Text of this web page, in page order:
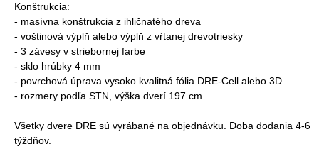
Konštrukcia:
- masívna konštrukcia z ihličnatého dreva
- voštinová výplň alebo výplň z vŕtanej drevotriesky
- 3 závesy v striebornej farbe
- sklo hrúbky 4 mm
- povrchová úprava vysoko kvalitná fólia DRE-Cell alebo 3D
- rozmery podľa STN, výška dverí 197 cm
Všetky dvere DRE sú vyrábané na objednávku. Doba dodania 4-6
týždňov.